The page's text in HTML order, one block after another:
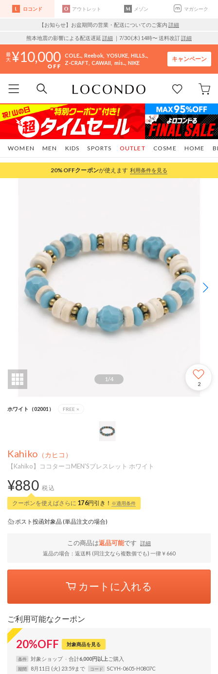
ロコンド アウトレット メゾン マガシーク
【お知らせ】お盆期間の営業・配送についてのご案内 詳細
熊本地震の影響による配送遅延 詳細 ｜7/30 (木) 14時〜 送料改訂詳細
10,000 COLE.. Reebok YOSUKE HILLS..
Z-CRAFT CAWAII mis.. NIKE
キャンペーン
WOMEN MEN KIDS SPORTS COSME HOME
OUTLET
20%OFFクーポンが使えます 利用条件を見る
1/4
2
ホワイト（02001） FREE ×
Kahiko （カヒコ）
【Kahiko】ココターコMEN'Sブレスレット ホワイト
¥880 税込
クーポンを使えばさらに 176円引き！ ※適用条件
ポスト投函対象品 (単品注文の場合)
この商品は返品可能です
詳細
返品の場合：返送料 (同注文なら複数個でも) 一律￥660
カートに入れる
ご利用可能なクーポン
20%OFF 対象商品を見る
条件 対象ショップ 合計6,000円以上
期間 8月11日 (火) 23:59まで コード
SCYH-0605-H0807C